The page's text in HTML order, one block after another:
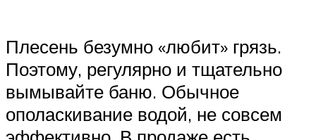
Плесень безумно «любит» грязь.
Поэтому, регулярно и тщательно
вымывайте баню. Обычное
ополаскивание водой, не совсем